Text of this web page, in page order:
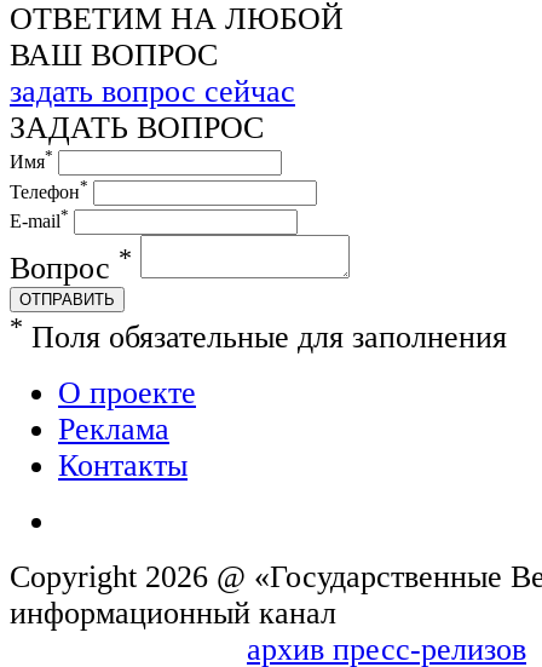
ОТВЕТИМ НА ЛЮБОЙ
ВАШ ВОПРОС
задать вопрос сейчас
ЗАДАТЬ ВОПРОС
Имя*
Телефон*
E-mail*
Вопрос *
ОТПРАВИТЬ
* Поля обязательные для заполнения
О проекте
Реклама
Контакты
Copyright 2026 @ «Государственные
архив пресс-релизов